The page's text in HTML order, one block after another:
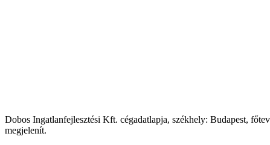
Dobos Ingatlanfejlesztési Kft. cégadatlapja, székhely: Budapest,
megjelenít.